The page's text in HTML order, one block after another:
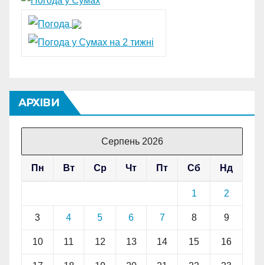
АРХІВИ
Серпень 2026
Пн Вт Ср Чт Пт Сб Нд
1 2
3 4 5 6 7 8 9
10 11 12 13 14 15 16